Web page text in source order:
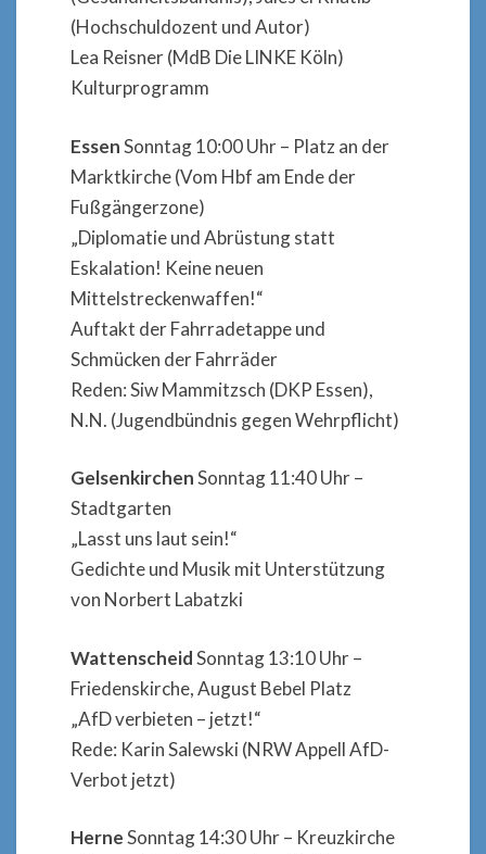
(Hochschuldozent und Autor)
Lea Reisner (MdB Die LINKE Köln)
Kulturprogramm
EssenSonntag 10:00 Uhr – Platz an der
Marktkirche (Vom Hbf am Ende der
Fußgängerzone)
„Diplomatie und Abrüstung statt
Eskalation! Keine neuen
Mittelstreckenwaffen!“
Auftakt der Fahrradetappe und
Schmücken der Fahrräder
Reden: Siw Mammitzsch (DKP Essen),
N.N. (Jugendbündnis gegen Wehrpflicht)
GelsenkirchenSonntag 11:40 Uhr –
Stadtgarten
„Lasst uns laut sein!“
Gedichte und Musik mit Unterstützung
von Norbert Labatzki
WattenscheidSonntag 13:10 Uhr –
Friedenskirche, August Bebel Platz
„AfD verbieten – jetzt!“
Rede: Karin Salewski (NRW Appell AfD-
Verbot jetzt)
HerneSonntag 14:30 Uhr – Kreuzkirche